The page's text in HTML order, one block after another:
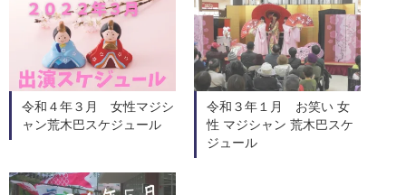
令和４年３月 女性マジシ
ャン荒木巴スケジュール
令和３年１月 お笑い 女
性 マジシャン 荒木巴スケ
ジュール